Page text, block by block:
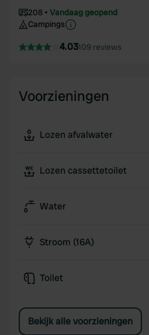
208
Vandaag geopend
Campings
4.03109 reviews
Voorzieningen
Lozen afvalwater
Lozen cassettetoilet
Water
Stroom (16A)
Toilet
Bekijk alle voorzieningen